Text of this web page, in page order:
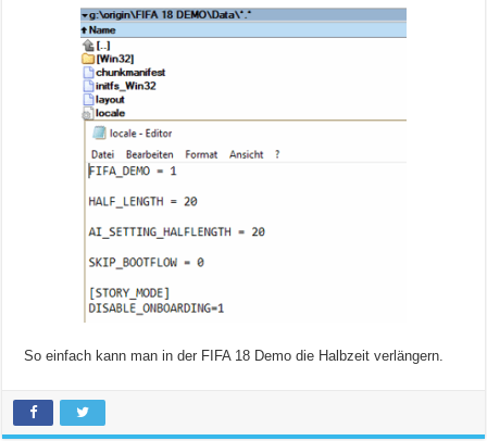
So einfach kann man in der FIFA 18 Demo die Halbzeit verlängern.